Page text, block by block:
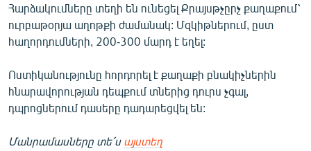
Հարձակումները տեղի են ունեցել Քրայսթչըրչ քաղաքում՝
ուրբաթօրյա աղոթքի ժամանակ: Մզկիթներում, ըստ
հաղորդումների, 200-300 մարդ է եղել:
Ոստիկանությունը հորդորել է քաղաքի բնակիչներին
հնարավորության դեպքում տներից դուրս չգալ,
դպրոցներում դասերը դադարեցվել են:
Մանրամասները տե՛ս այստեղ